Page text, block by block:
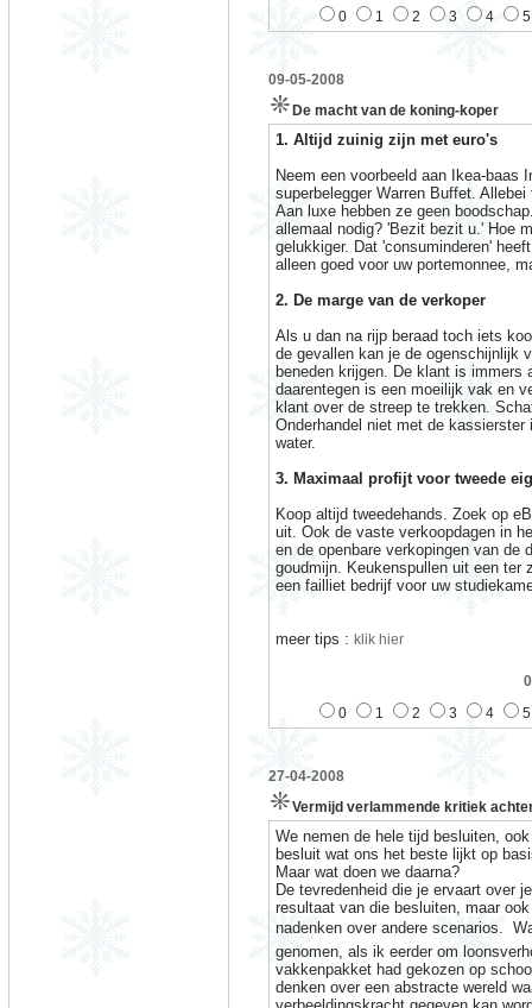
0
1 2 3 4
09-05-2008
De macht van de koning-koper
1. Altijd zuinig zijn met euro's
Neem een voorbeeld aan Ikea-baas
superbelegger Warren Buffet.
Aan luxe hebben ze geen
allemaal nodig? 'Bezit bezit u.' Hoe
gelukkiger. Dat 'consuminderen'
alleen goed voor uw portemonnee,
2. De marge van de verkoper
Als u dan na rijp beraad toch iets
de gevallen kan je de ogenschijnlijk
beneden krijgen. De klant is immers
daarentegen is een moeilijk vak en
klant over de streep te trekken.
Onderhandel niet met de
water.
3. Maximaal profijt voor tweede
Koop altijd tweedehands. Zoek op
uit. Ook de vaste verkoopdagen in
en de openbare verkopingen van de
goudmijn. Keukenspullen uit een ter
een failliet bedrijf voor uw
meer tips : klik hier
0
1 2 3 4
27-04-2008
Vermijd verlammende kritiek
We nemen de hele tijd besluiten,
besluit wat ons het beste lijkt op
Maar wat doen we daarna?
De tevredenheid die je ervaart over
resultaat van die besluiten, maar
nadenken over andere scenarios.
genomen, als ik eerder om
vakkenpakket had gekozen op
denken over een abstracte wereld